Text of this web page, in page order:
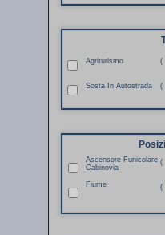
Agriturismo (
Sosta In Autostrada (
Ascensore Funicolare
Cabinovia
(
Fiume (